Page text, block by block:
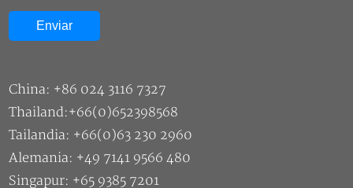
China: +86 024 3116 7327
Thailand:+66(0)652398568
Tailandia: +66(0)63 230 2960
Alemania: +49 7141 9566 480
Singapur: +65 9385 7201